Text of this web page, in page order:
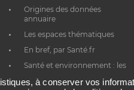
Origines des données
annuaire
Les espaces thématiques
En bref, par Santé.fr
Santé et environnement : les
à conserver vos